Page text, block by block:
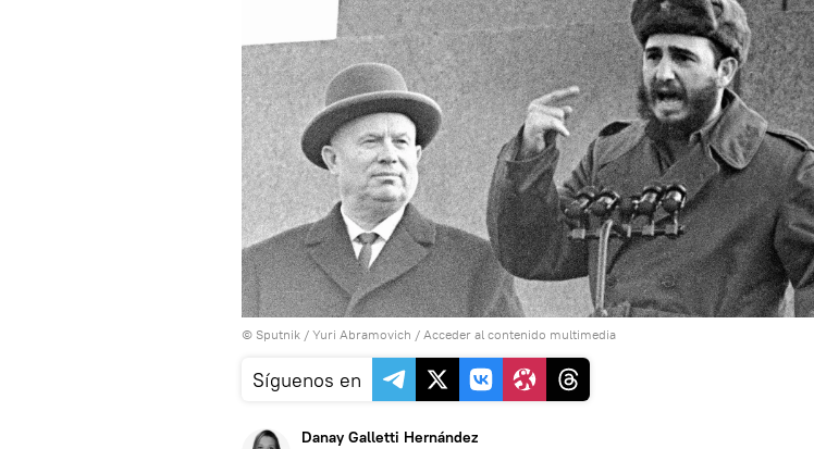
© Sputnik / Yuri Abramovich / Acceder al contenido multimedia
Síguenos en
Danay Galletti Hernández